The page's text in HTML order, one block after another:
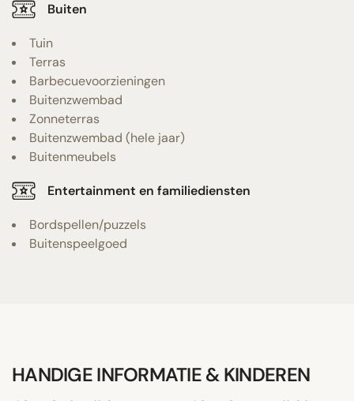
Buiten
Tuin
Terras
Barbecuevoorzieningen
Buitenzwembad
Zonneterras
Buitenzwembad (hele jaar)
Buitenmeubels
Entertainment en familiediensten
Bordspellen/puzzels
Buitenspeelgoed
HANDIGE INFORMATIE & KINDEREN